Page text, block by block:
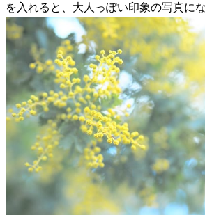
を入れると、大人っぽい印象の写真にな